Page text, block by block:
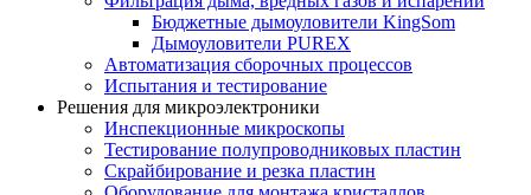
Бюджетные дымоуловители KingSom
Дымоуловители PUREX
Автоматизация сборочных процессов
Испытания и тестирование
Решения для микроэлектроники
Инспекционные микроскопы
Тестирование полупроводниковых пластин
Скрайбирование и резка пластин